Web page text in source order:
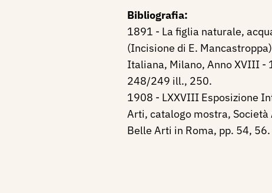
Bibliografia:
1891 - La figlia naturale,
(Incisione di E.
Italiana, Milano, Anno XVIII -
248/249 ill., 250.
1908 - LXXVIII Esposizione
Arti, catalogo mostra,
Belle Arti in Roma, pp. 54, 56.